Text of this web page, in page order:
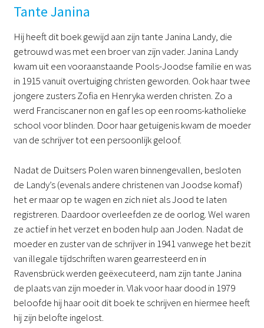
Tante Janina
Hij heeft dit boek gewijd aan zijn tante Janina Landy, die
getrouwd was met een broer van zijn vader. Janina Landy
kwam uit een vooraanstaande Pools-Joodse familie en was
in 1915 vanuit overtuiging christen geworden. Ook haar twee
jongere zusters Zofia en Henryka werden christen. Zo a
werd Franciscaner non en gaf les op een rooms-katholieke
school voor blinden. Door haar getuigenis kwam de moeder
van de schrijver tot een persoonlijk geloof.
Nadat de Duitsers Polen waren binnengevallen, besloten
de Landy’s (evenals andere christenen van Joodse komaf)
het er maar op te wagen en zich niet als Jood te laten
registreren. Daardoor overleefden ze de oorlog. Wel waren
ze actief in het verzet en boden hulp aan Joden. Nadat de
moeder en zuster van de schrijver in 1941 vanwege het bezit
van illegale tijdschriften waren gearresteerd en in
Ravensbrück werden geëxecuteerd, nam zijn tante Janina
de plaats van zijn moeder in. Vlak voor haar dood in 1979
beloofde hij haar ooit dit boek te schrijven en hiermee heeft
hij zijn belofte ingelost.